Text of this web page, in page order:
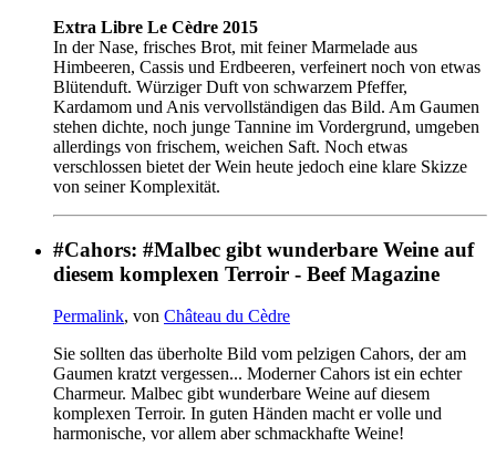
Extra Libre Le Cèdre 2015
In der Nase, frisches Brot, mit feiner Marmelade aus
Himbeeren, Cassis und Erdbeeren, verfeinert noch von etwas
Blütenduft. Würziger Duft von schwarzem Pfeffer,
Kardamom und Anis vervollständigen das Bild. Am Gaumen
stehen dichte, noch junge Tannine im Vordergrund, umgeben
allerdings von frischem, weichen Saft. Noch etwas
verschlossen bietet der Wein heute jedoch eine klare Skizze
von seiner Komplexität.
#Cahors: #Malbec gibt wunderbare Weine auf
diesem komplexen Terroir - Beef Magazine
Permalink, von Château du Cèdre
Sie sollten das überholte Bild vom pelzigen Cahors, der am
Gaumen kratzt vergessen... Moderner Cahors ist ein echter
Charmeur. Malbec gibt wunderbare Weine auf diesem
komplexen Terroir. In guten Händen macht er volle und
harmonische, vor allem aber schmackhafte Weine!